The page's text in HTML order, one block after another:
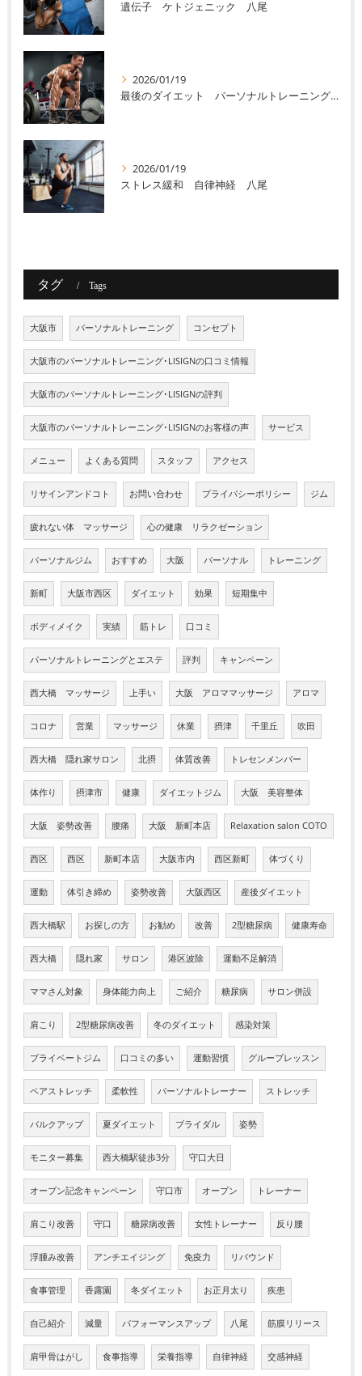
遺伝子 ケトジェニック 八尾
2026/01/19
最後のダイエット パーソナルトレーニング 八尾
2026/01/19
ストレス緩和 自律神経 八尾
タグ Tags
大阪市 パーソナルトレーニング コンセプト
大阪市のパーソナルトレーニング･LISIGNの口コミ情報
大阪市のパーソナルトレーニング･LISIGNの評判
大阪市のパーソナルトレーニング･LISIGNのお客様の声 サービス
メニュー よくある質問 スタッフ アクセス
リサインアンドコト お問い合わせ プライバシーポリシー ジム
疲れない体 マッサージ 心の健康 リラクゼーション
パーソナルジム おすすめ 大阪 パーソナル トレーニング
新町 大阪市西区 ダイエット 効果 短期集中
ボディメイク 実績 筋トレ 口コミ
パーソナルトレーニングとエステ 評判 キャンペーン
西大橋 マッサージ 上手い 大阪 アロママッサージ アロマ
コロナ 営業 マッサージ 休業 摂津 千里丘 吹田
西大橋 隠れ家サロン 北摂 体質改善 トレセンメンバー
体作り 摂津市 健康 ダイエットジム 大阪 美容整体
大阪 姿勢改善 腰痛 大阪 新町本店 Relaxation salon COTO
西区 西区 新町本店 大阪市内 西区新町 体づくり
運動 体引き締め 姿勢改善 大阪西区 産後ダイエット
西大橋駅 お探しの方 お勧め 改善 2型糖尿病 健康寿命
西大橋 隠れ家 サロン 港区波除 運動不足解消
ママさん対象 身体能力向上 ご紹介 糖尿病 サロン併設
肩こり 2型糖尿病改善 冬のダイエット 感染対策
プライベートジム 口コミの多い 運動習慣 グループレッスン
ペアストレッチ 柔軟性 パーソナルトレーナー ストレッチ
バルクアップ 夏ダイエット ブライダル 姿勢
モニター募集 西大橋駅徒歩3分 守口大日
オープン記念キャンペーン 守口市 オープン トレーナー
肩こり改善 守口 糖尿病改善 女性トレーナー 反り腰
浮腫み改善 アンチエイジング 免疫力 リバウンド
食事管理 香露園 冬ダイエット お正月太り 疾患
自己紹介 減量 パフォーマンスアップ 八尾 筋膜リリース
肩甲骨はがし 食事指導 栄養指導 自律神経 交感神経